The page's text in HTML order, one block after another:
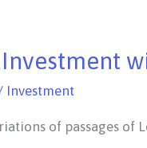
Investment
of passages